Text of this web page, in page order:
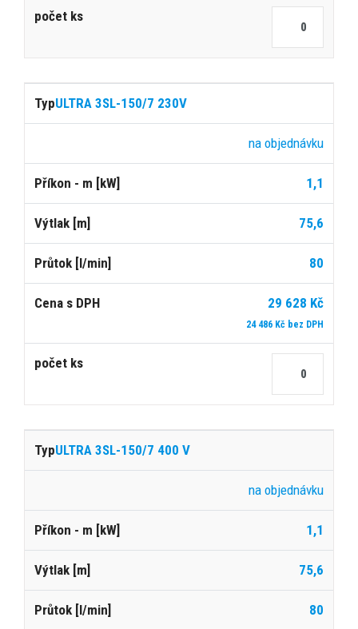
ULTRA 3SL-150/7 230V
na objednávku
1,1
75,6
80
29 628 Kč
24 486 Kč bez DPH
ULTRA 3SL-150/7 400 V
na objednávku
1,1
75,6
80